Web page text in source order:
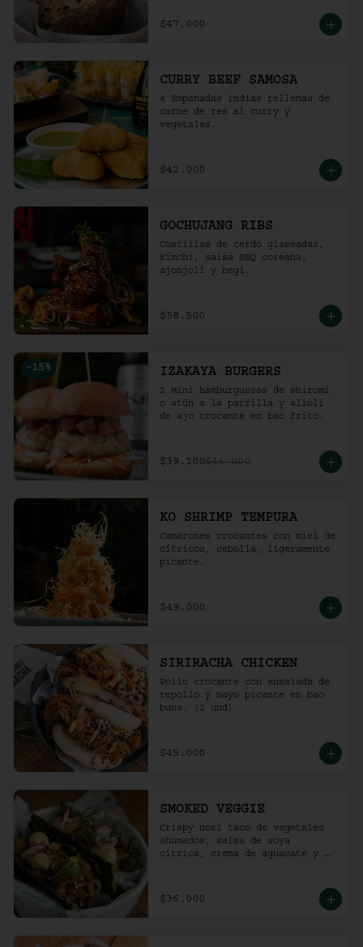
$47.000
CURRY BEEF SAMOSA
4 Empanadas indias rellenas de
carne de res al curry y
vegetales.
$42.000
GOCHUJANG RIBS
Costillas de cerdo glaseadas,
kimchi, salsa BBQ coreana,
ajonjolí y negi.
$58.500
-15 % IZAKAYA BURGERS
2 Mini hamburguesas de shiromi
o atún a la parrilla y alioli
de ajo crocante en bao frito.
$39.100$46.000
KO SHRIMP TEMPURA
Camarones crocantes con miel de
cítricos, cebolla, ligeramente
picante.
$49.000
SIRIRACHA CHICKEN
Pollo crocante con ensalada de
repollo y mayo picante en bao
buns. (2 und)
$45.000
SMOKED VEGGIE
Crispy nori taco de vegetales
ahumados, salsa de soya
cítrica, crema de aguacate y
$36.000